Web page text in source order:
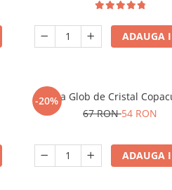
ADAUGA
-20%
Lampa Glob de Cristal
67 RON54 RON
ADAUGA